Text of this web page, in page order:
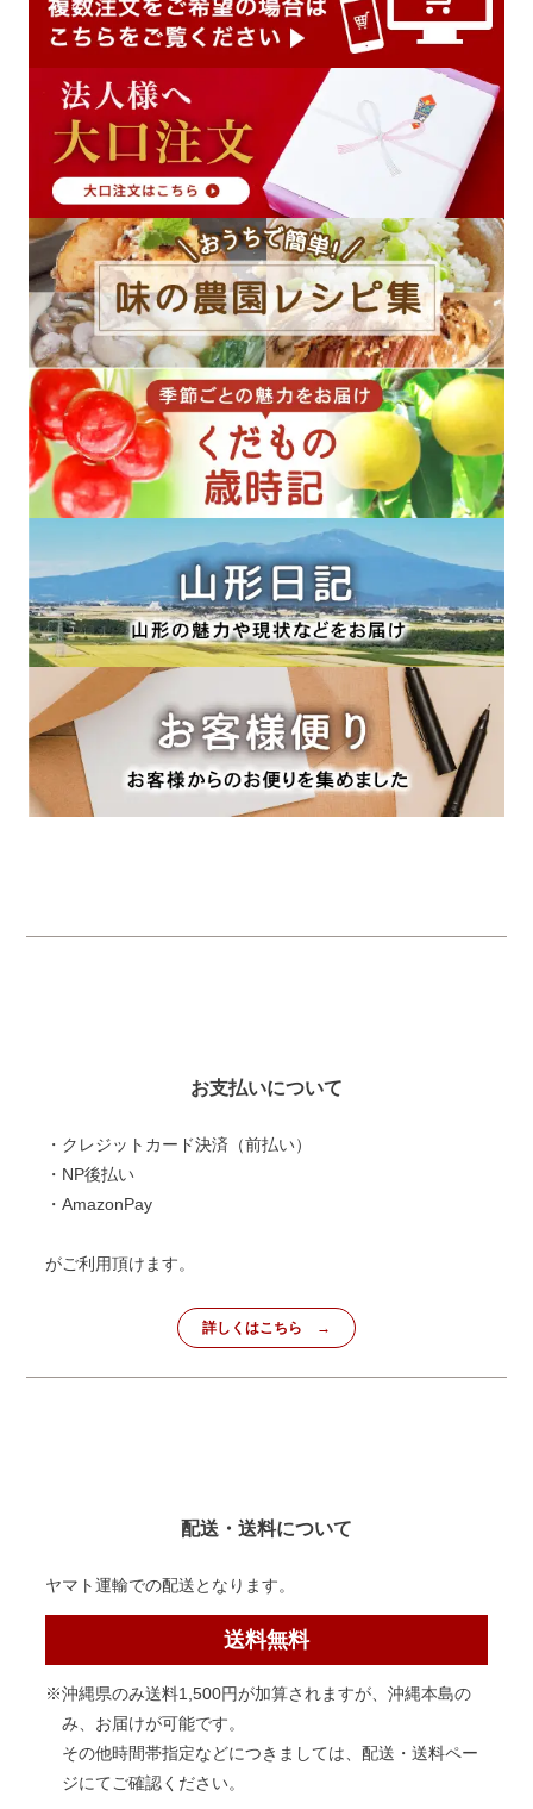
お支払いについて
・クレジットカード決済（前払い）
・NP後払い
・AmazonPay
がご利用頂けます。
詳しくはこちら
配送・送料について
ヤマト運輸での配送となります。
送料無料
※沖縄県のみ送料1,500円が加算されますが、沖縄本島の
み、お届けが可能です。
その他時間帯指定などにつきましては、配送・送料ペー
ジにてご確認ください。